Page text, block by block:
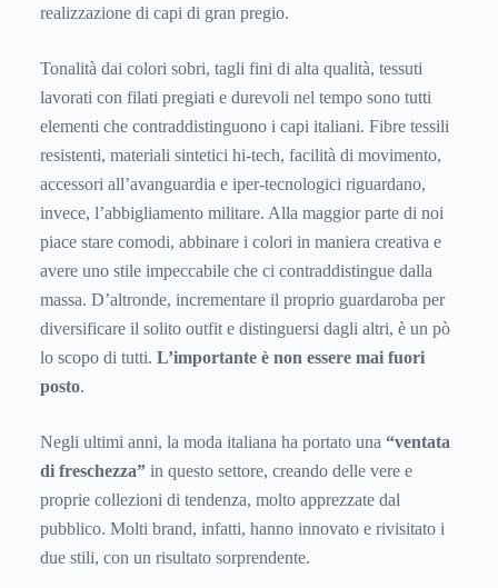
realizzazione di capi di gran pregio.
Tonalità dai colori sobri, tagli fini di alta qualità, tessuti
lavorati con filati pregiati e durevoli nel tempo sono tutti
elementi che contraddistinguono i capi italiani. Fibre tessili
resistenti, materiali sintetici hi-tech, facilità di movimento,
accessori all’avanguardia e iper-tecnologici riguardano,
invece, l’abbigliamento militare. Alla maggior parte di noi
piace stare comodi, abbinare i colori in maniera creativa e
avere uno stile impeccabile che ci contraddistingue dalla
massa. D’altronde, incrementare il proprio guardaroba per
diversificare il solito outfit e distinguersi dagli altri, è un pò
lo scopo di tutti. L’importante è non essere mai fuori
posto.
Negli ultimi anni, la moda italiana ha portato una “ventata
di freschezza” in questo settore, creando delle vere e
proprie collezioni di tendenza, molto apprezzate dal
pubblico. Molti brand, infatti, hanno innovato e rivisitato i
due stili, con un risultato sorprendente.